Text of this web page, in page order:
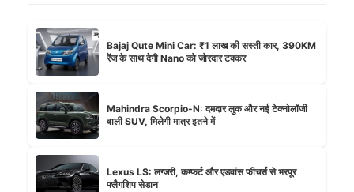
Bajaj Qute Mini Car: ₹1 लाख की सस्ती कार, 390KM
रेंज के साथ देगी Nano को जोरदार टक्कर
Mahindra Scorpio-N: दमदार लुक और नई टेक्नोलॉजी
वाली SUV, मिलेगी मात्र इतने में
Lexus LS: लग्जरी, कम्फर्ट और एडवांस फीचर्स से भरपूर
फ्लैगशिप सेडान